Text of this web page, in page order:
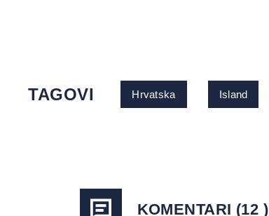
TAGOVI Hrvatska Island
KOMENTARI (12 )